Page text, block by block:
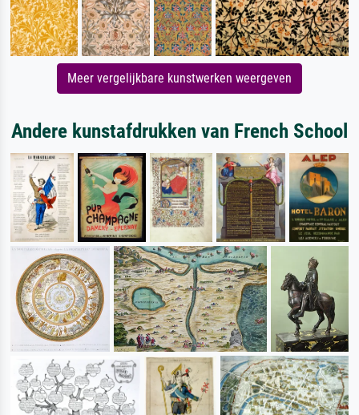
Meer vergelijkbare kunstwerken weergeven
Andere kunstafdrukken van French School